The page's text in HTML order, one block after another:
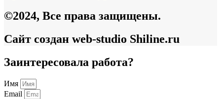
©2024, Все права защищены.
Сайт создан web-studio Shiline.ru
Заинтересовала работа?
Имя
Email